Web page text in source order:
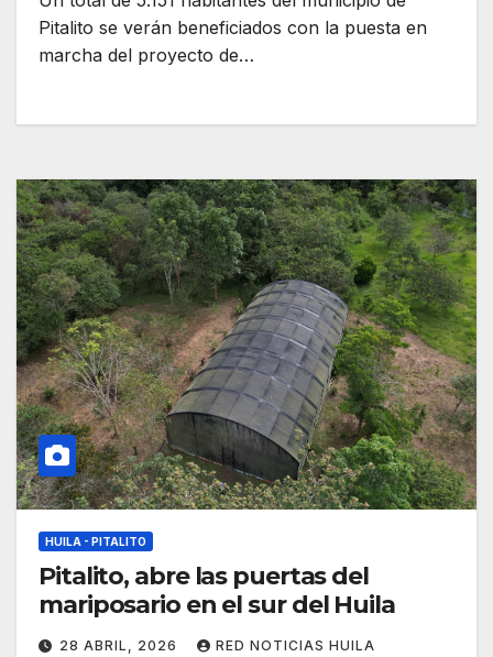
Pitalito se verán beneficiados con la puesta en
marcha del proyecto de…
HUILA - PITALITO
Pitalito, abre las puertas del
mariposario en el sur del Huila
28 ABRIL, 2026 RED NOTICIAS HUILA